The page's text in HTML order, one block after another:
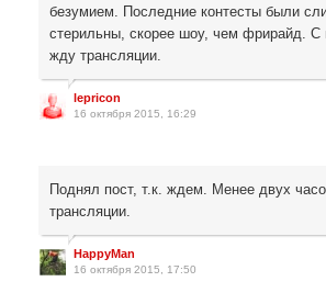
безумием. Последние контесты были
стерильны, скорее шоу, чем фрирайд. С
жду трансляции.
lepricon
16 октября 2015, 16:29
Поднял пост, т.к. ждем. Менее двух
трансляции.
HappyMan
16 октября 2015, 17:50